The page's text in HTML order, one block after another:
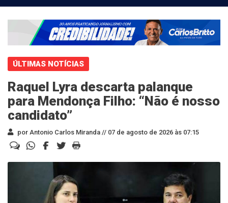
ÚLTIMAS NOTÍCIAS
Raquel Lyra descarta palanque
para Mendonça Filho: “Não é nosso
candidato”
por Antonio Carlos Miranda // 07 de agosto de 2026 às 07:15